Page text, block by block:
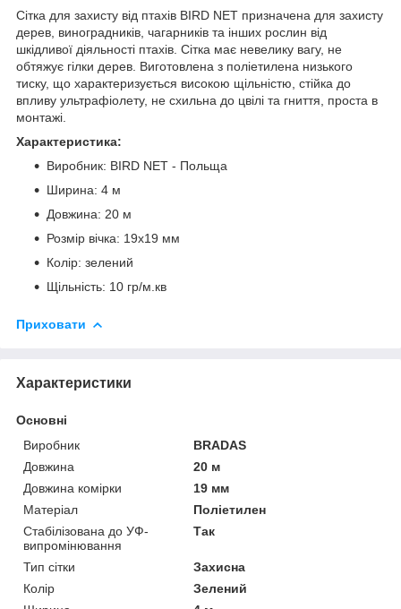
Сітка для захисту від птахів BIRD NET призначена для захисту
дерев, виноградників, чагарників та інших рослин від
шкідливої діяльності птахів. Сітка має невелику вагу, не
обтяжує гілки дерев. Виготовлена з поліетилена низького
тиску, що характеризується високою щільністю, стійка до
впливу ультрафіолету, не схильна до цвілі та гниття, проста в
монтажі.
Характеристика:
Виробник: BIRD NET - Польща
Ширина: 4 м
Довжина: 20 м
Розмір вічка: 19х19 мм
Колір: зелений
Щільність: 10 гр/м.кв
Приховати
Характеристики
Основні
Виробник
BRADAS
Довжина
20 м
Довжина комірки
19 мм
Матеріал
Поліетилен
Стабілізована до УФ-
випромінювання
Так
Тип сітки
Захисна
Колір
Зелений